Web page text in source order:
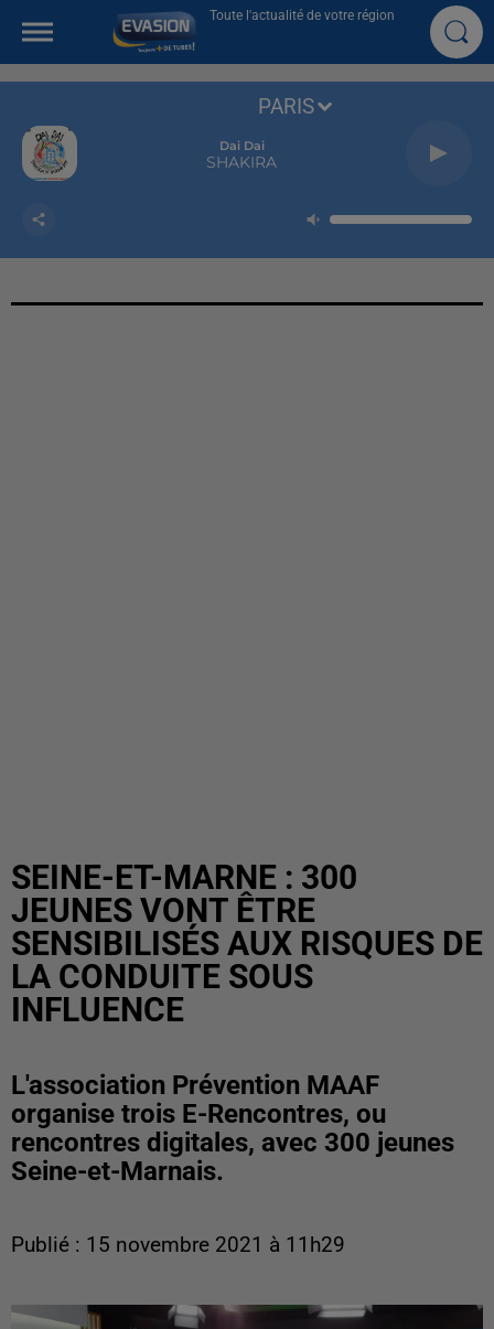
Toute l'actualité de votre région
Dai Dai
SHAKIRA
PARIS
SEINE-ET-MARNE : 300
JEUNES VONT ÊTRE
SENSIBILISÉS AUX RISQUES DE
LA CONDUITE SOUS
INFLUENCE
L'association Prévention MAAF
organise trois E-Rencontres, ou
rencontres digitales, avec 300 jeunes
Seine-et-Marnais.
Publié : 15 novembre 2021 à 11h29